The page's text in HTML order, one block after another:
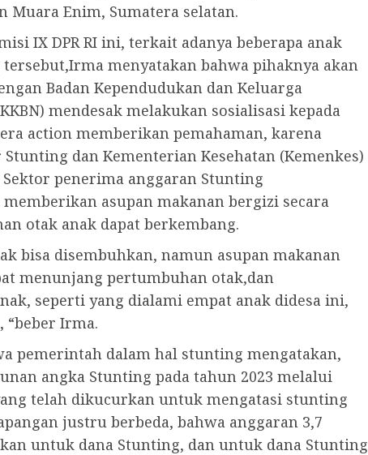
Muara Enim, Sumatera selatan.
IX DPR RI ini, terkait adanya beberapa anak
menyatakan bahwa pihaknya akan
Badan Kependudukan dan Keluarga
mendesak melakukan sosialisasi kepada
action memberikan pemahaman, karena
dan Kementerian Kesehatan (Kemenkes)
penerima anggaran Stunting
asupan makanan bergizi secara
otak anak dapat berkembang.
bisa disembuhkan, namun asupan makanan
menunjang pertumbuhan otak,dan
seperti yang dialami empat anak didesa ini,
Irma.
pemerintah dalam hal stunting mengatakan,
angka Stunting pada tahun 2023 melalui
telah dikucurkan untuk mengatasi stunting
justru berbeda, bahwa anggaran 3,7
untuk dana Stunting, dan untuk dana Stunting